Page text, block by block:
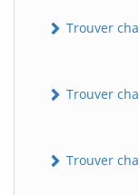
Trouver
Trouver
Trouver